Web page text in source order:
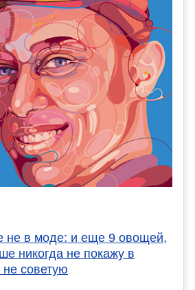
не в моде: и еще 9 овощей,
никогда не покажу в
советую